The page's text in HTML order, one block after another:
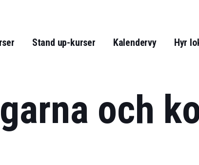
Stand up-kurser Kalendervy Hyr
och